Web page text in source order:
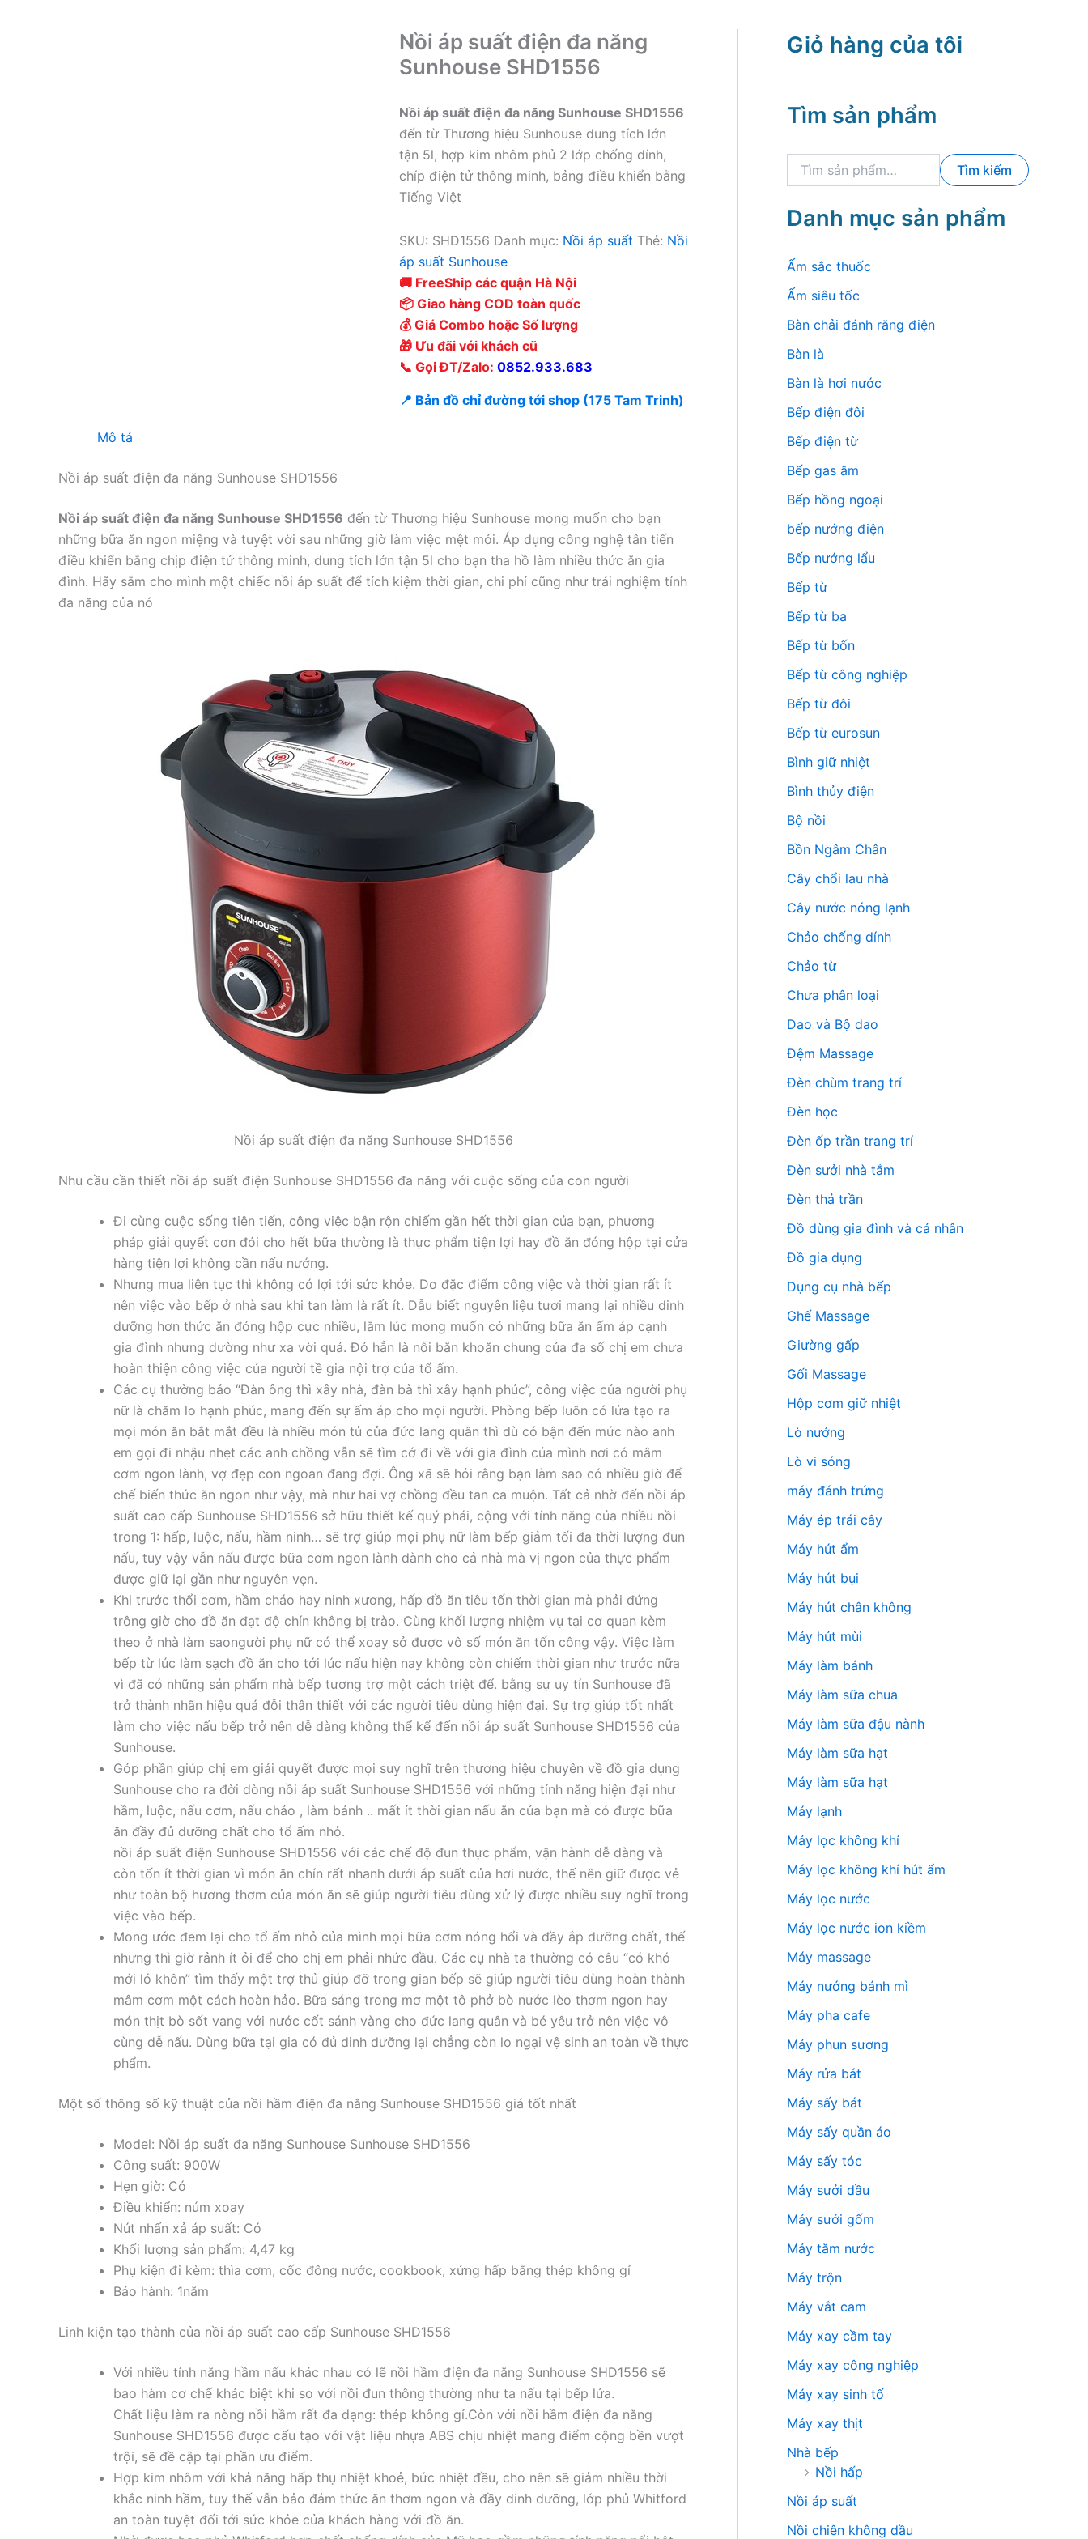
Nồi áp suất điện đa năng
Sunhouse SHD1556
Nồi áp suất điện đa năng Sunhouse SHD1556
đến từ Thương hiệu Sunhouse dung tích lớn
tận 5l, hợp kim nhôm phủ 2 lớp chống dính,
chíp điện tử thông minh, bảng điều khiển bằng
Tiếng Việt
SKU: SHD1556 Danh mục: Nồi áp suất Thẻ: Nồi
áp suất Sunhouse
🚚 FreeShip các quận Hà Nội
📦 Giao hàng COD toàn quốc
💰 Giá Combo hoặc Số lượng
🎁 Ưu đãi với khách cũ
📞 Gọi ĐT/Zalo: 0852.933.683
📍 Bản đồ chỉ đường tới shop (175 Tam Trinh)
Mô tả
Nồi áp suất điện đa năng Sunhouse SHD1556
Nồi áp suất điện đa năng Sunhouse SHD1556 đến từ Thương hiệu Sunhouse mong muốn cho bạn
những bữa ăn ngon miệng và tuyệt vời sau những giờ làm việc mệt mỏi. Áp dụng công nghệ tân tiến
điều khiển bằng chịp điện tử thông minh, dung tích lớn tận 5l cho bạn tha hồ làm nhiều thức ăn gia
đình. Hãy sắm cho mình một chiếc nồi áp suất để tích kiệm thời gian, chi phí cũng như trải nghiệm tính
đa năng của nó
Nồi áp suất điện đa năng Sunhouse SHD1556
Nhu cầu cần thiết nồi áp suất điện Sunhouse SHD1556 đa năng với cuộc sống của con người
Đi cùng cuộc sống tiên tiến, công việc bận rộn chiếm gần hết thời gian của bạn, phương
pháp giải quyết cơn đói cho hết bữa thường là thực phẩm tiện lợi hay đồ ăn đóng hộp tại cửa
hàng tiện lợi không cần nấu nướng.
Nhưng mua liên tục thì không có lợi tới sức khỏe. Do đặc điểm công việc và thời gian rất ít
nên việc vào bếp ở nhà sau khi tan làm là rất ít. Dẫu biết nguyên liệu tươi mang lại nhiều dinh
dưỡng hơn thức ăn đóng hộp cực nhiều, lắm lúc mong muốn có những bữa ăn ấm áp cạnh
gia đình nhưng dường như xa vời quá. Đó hẳn là nỗi băn khoăn chung của đa số chị em chưa
hoàn thiện công việc của người tề gia nội trợ của tổ ấm.
Các cụ thường bảo “Đàn ông thì xây nhà, đàn bà thì xây hạnh phúc”, công việc của người phụ
nữ là chăm lo hạnh phúc, mang đến sự ấm áp cho mọi người. Phòng bếp luôn có lửa tạo ra
mọi món ăn bắt mắt đều là nhiều món tủ của đức lang quân thì dù có bận đến mức nào anh
em gọi đi nhậu nhẹt các anh chồng vẫn sẽ tìm cớ đi về với gia đình của mình nơi có mâm
cơm ngon lành, vợ đẹp con ngoan đang đợi. Ông xã sẽ hỏi rằng bạn làm sao có nhiều giờ để
chế biến thức ăn ngon như vậy, mà như hai vợ chồng đều tan ca muộn. Tất cả nhờ đến nồi áp
suất cao cấp Sunhouse SHD1556 sở hữu thiết kế quý phái, cộng với tính năng của nhiều nồi
trong 1: hấp, luộc, nấu, hầm ninh… sẽ trợ giúp mọi phụ nữ làm bếp giảm tối đa thời lượng đun
nấu, tuy vậy vẫn nấu được bữa cơm ngon lành dành cho cả nhà mà vị ngon của thực phẩm
được giữ lại gần như nguyên vẹn.
Khi trước thổi cơm, hầm cháo hay ninh xương, hấp đồ ăn tiêu tốn thời gian mà phải đứng
trông giờ cho đồ ăn đạt độ chín không bị trào. Cùng khối lượng nhiệm vụ tại cơ quan kèm
theo ở nhà làm saongười phụ nữ có thể xoay sở được vô số món ăn tốn công vậy. Việc làm
bếp từ lúc làm sạch đồ ăn cho tới lúc nấu hiện nay không còn chiếm thời gian như trước nữa
vì đã có những sản phẩm nhà bếp tương trợ một cách triệt để. bằng sự uy tín Sunhouse đã
trở thành nhãn hiệu quá đỗi thân thiết với các người tiêu dùng hiện đại. Sự trợ giúp tốt nhất
làm cho việc nấu bếp trở nên dễ dàng không thể kể đến nồi áp suất Sunhouse SHD1556 của
Sunhouse.
Góp phần giúp chị em giải quyết được mọi suy nghĩ trên thương hiệu chuyên về đồ gia dụng
Sunhouse cho ra đời dòng nồi áp suất Sunhouse SHD1556 với những tính năng hiện đại như
hầm, luộc, nấu cơm, nấu cháo , làm bánh .. mất ít thời gian nấu ăn của bạn mà có được bữa
ăn đầy đủ dưỡng chất cho tổ ấm nhỏ.
nồi áp suất điện Sunhouse SHD1556 với các chế độ đun thực phẩm, vận hành dễ dàng và
còn tốn ít thời gian vì món ăn chín rất nhanh dưới áp suất của hơi nước, thế nên giữ được vẻ
như toàn bộ hương thơm của món ăn sẽ giúp người tiêu dùng xử lý được nhiều suy nghĩ trong
việc vào bếp.
Mong ước đem lại cho tổ ấm nhỏ của mình mọi bữa cơm nóng hổi và đầy ắp dưỡng chất, thế
nhưng thì giờ rảnh ít ỏi để cho chị em phải nhức đầu. Các cụ nhà ta thường có câu “có khó
mới ló khôn” tìm thấy một trợ thủ giúp đỡ trong gian bếp sẽ giúp người tiêu dùng hoàn thành
mâm cơm một cách hoàn hảo. Bữa sáng trong mơ một tô phở bò nước lèo thơm ngon hay
món thịt bò sốt vang với nước cốt sánh vàng cho đức lang quân và bé yêu trở nên việc vô
cùng dễ nấu. Dùng bữa tại gia có đủ dinh dưỡng lại chẳng còn lo ngại vệ sinh an toàn về thực
phẩm.
Một số thông số kỹ thuật của nồi hầm điện đa năng Sunhouse SHD1556 giá tốt nhất
Model: Nồi áp suất đa năng Sunhouse Sunhouse SHD1556
Công suất: 900W
Hẹn giờ: Có
Điều khiển: núm xoay
Nút nhấn xả áp suất: Có
Khối lượng sản phẩm: 4,47 kg
Phụ kiện đi kèm: thìa cơm, cốc đông nước, cookbook, xửng hấp bằng thép không gỉ
Bảo hành: 1năm
Linh kiện tạo thành của nồi áp suất cao cấp Sunhouse SHD1556
Với nhiều tính năng hầm nấu khác nhau có lẽ nồi hầm điện đa năng Sunhouse SHD1556 sẽ
bao hàm cơ chế khác biệt khi so với nồi đun thông thường như ta nấu tại bếp lửa.
Chất liệu làm ra nòng nồi hầm rất đa dạng: thép không gỉ.Còn với nồi hầm điện đa năng
Sunhouse SHD1556 được cấu tạo với vật liệu nhựa ABS chịu nhiệt mang điểm cộng bền vượt
trội, sẽ đề cập tại phần ưu điểm.
Hợp kim nhôm với khả năng hấp thụ nhiệt khoẻ, bức nhiệt đều, cho nên sẽ giảm nhiều thời
khắc ninh hầm, tuy thế vẫn bảo đảm thức ăn thơm ngon và đầy dinh dưỡng, lớp phủ Whitford
an toàn tuyệt đối tới sức khỏe của khách hàng với đồ ăn.
Giỏ hàng của tôi
Tìm sản phẩm
k
m
:
Tìm kiếm
Danh mục sản phẩm
Ấm sắc thuốc
Ấm siêu tốc
Bàn chải đánh răng điện
Bàn là
Bàn là hơi nước
Bếp điện đôi
Bếp điện từ
Bếp gas âm
Bếp hồng ngoại
bếp nướng điện
Bếp nướng lẩu
Bếp từ
Bếp từ ba
Bếp từ bốn
Bếp từ công nghiệp
Bếp từ đôi
Bếp từ eurosun
Bình giữ nhiệt
Bình thủy điện
Bộ nồi
Bồn Ngâm Chân
Cây chổi lau nhà
Cây nước nóng lạnh
Chảo chống dính
Chảo từ
Chưa phân loại
Dao và Bộ dao
Đệm Massage
Đèn chùm trang trí
Đèn học
Đèn ốp trần trang trí
Đèn sưởi nhà tắm
Đèn thả trần
Đồ dùng gia đình và cá nhân
Đồ gia dụng
Dụng cụ nhà bếp
Ghế Massage
Giường gấp
Gối Massage
Hộp cơm giữ nhiệt
Lò nướng
Lò vi sóng
máy đánh trứng
Máy ép trái cây
Máy hút ẩm
Máy hút bụi
Máy hút chân không
Máy hút mùi
Máy làm bánh
Máy làm sữa chua
Máy làm sữa đậu nành
Máy làm sữa hạt
Máy làm sữa hạt
Máy lạnh
Máy lọc không khí
Máy lọc không khí hút ẩm
Máy lọc nước
Máy lọc nước ion kiềm
Máy massage
Máy nướng bánh mì
Máy pha cafe
Máy phun sương
Máy rửa bát
Máy sấy bát
Máy sấy quần áo
Máy sấy tóc
Máy sưởi dầu
Máy sưởi gốm
Máy tăm nước
Máy trộn
Máy vắt cam
Máy xay cầm tay
Máy xay công nghiệp
Máy xay sinh tố
Máy xay thịt
Nhà bếp
Nồi hấp
Nồi áp suất
Nồi chiên không dầu